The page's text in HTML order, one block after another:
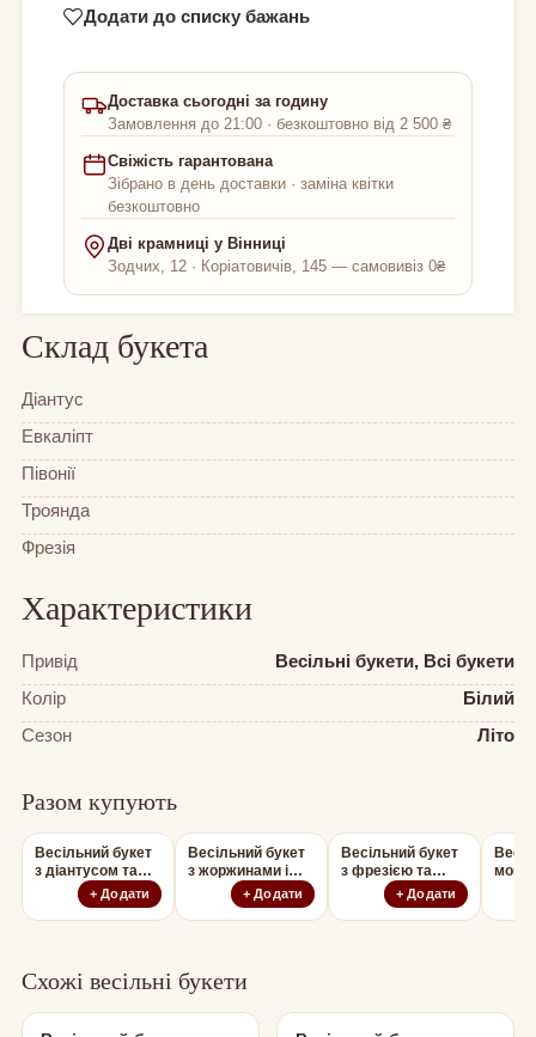
Додати до списку бажань
Доставка сьогодні за годину
Замовлення до 21:00 · безкоштовно від 2 500 ₴
Свіжість гарантована
Зібрано в день доставки · заміна квітки
безкоштовно
Дві крамниці у Вінниці
Зодчих, 12 · Коріатовичів, 145 — самовивіз 0₴
Склад букета
Діантус
Евкаліпт
Півонії
Троянда
Фрезія
Характеристики
Привід
Весільні букети, Всі букети
Колір
Білий
Сезон
Літо
Разом купують
Весільний букет
з діантусом та
фрезією+ Додати
Весільний букет
з жоржинами і
фрезією+ Додати
Весільний букет
з фрезією та
зантедесією
+ Додати
Схожі весільні букети